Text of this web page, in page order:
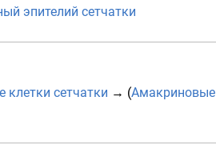
эпителий сетчатки
клетки сетчатки → (Амакриновые